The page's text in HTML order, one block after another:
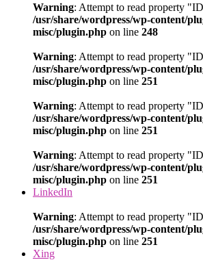
Warning: Attempt to read property
/usr/share/wordpress/wp-content/
misc/plugin.php on line 248
Warning: Attempt to read property
/usr/share/wordpress/wp-content/
misc/plugin.php on line 251
Warning: Attempt to read property
/usr/share/wordpress/wp-content/
misc/plugin.php on line 251
Warning: Attempt to read property
/usr/share/wordpress/wp-content/
misc/plugin.php on line 251
LinkedIn
Warning: Attempt to read property
/usr/share/wordpress/wp-content/
misc/plugin.php on line 251
Xing